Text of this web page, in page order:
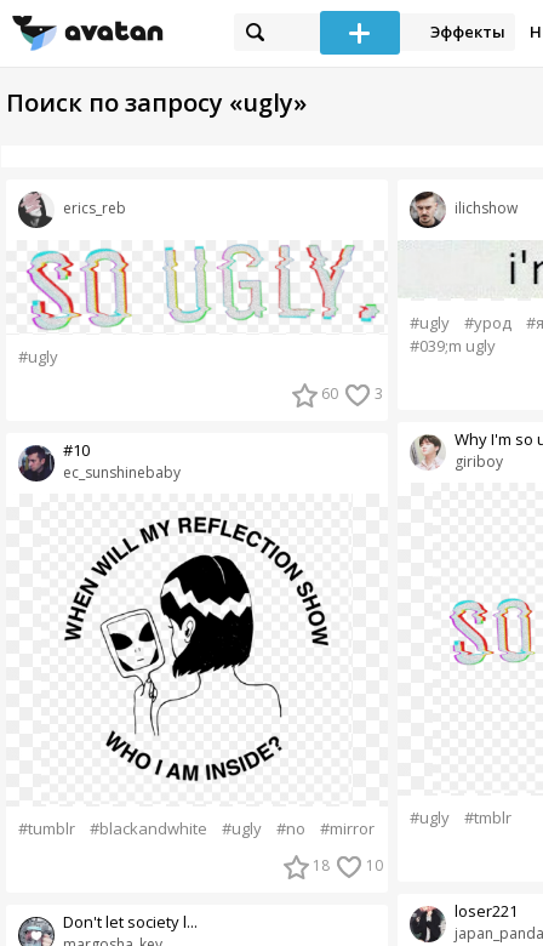
Эффекты
Поиск по запросу «ugly»
erics_reb
#ugly
60 3
ec_sunshinebaby
#10
#tumblr #blackandwhite #ugly #no #mirror
18 10
Don't let society l...
ilichshow
#ugly #урод
#039;m ugly
giriboy
Why I'm so
#ugly #tmblr
loser221